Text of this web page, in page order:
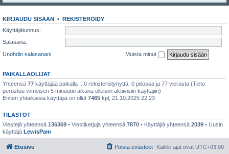
KIRJAUDU SISÄÄN • REKISTERÖIDY
Käyttäjätunnus:
Salasana:
Unohdin salasanani
Muista minut
PAIKALLAOLIJAT
Yhteensä 77 käyttäjää paikalla :: 0 rekisteröitynyttä, 0 piilossa ja 77 vierasta (Tieto
perustuu viimeisen 5 minuutin aikana olleisiin aktiivisiin käyttäjiin)
Eniten yhtaikaisia käyttäjiä on ollut 7465 kpl, 21.10.2025 22:23
TILASTOT
Viestejä yhteensä 136369 • Viestiketjuja yhteensä 7870 • Käyttäjiä yhteensä 2039 • Uusin
käyttäjä LewisPam
Etusivu Kaikki ajat ovat UTC+03:00
Poista evästeet